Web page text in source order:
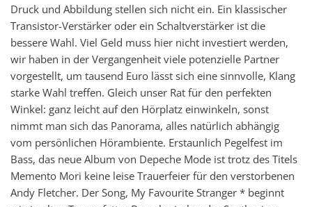
Druck und Abbildung stellen sich nicht ein. Ein klassischer
Transistor-Verstärker oder ein Schaltverstärker ist die
bessere Wahl. Viel Geld muss hier nicht investiert werden,
wir haben in der Vergangenheit viele potenzielle Partner
vorgestellt, um tausend Euro lässt sich eine sinnvolle, Klang
starke Wahl treffen. Gleich unser Rat für den perfekten
Winkel: ganz leicht auf den Hörplatz einwinkeln, sonst
nimmt man sich das Panorama, alles natürlich abhängig
vom persönlichen Hörambiente. Erstaunlich Pegelfest im
Bass, das neue Album von Depeche Mode ist trotz des Titels
Memento Mori keine leise Trauerfeier für den verstorbenen
Andy Fletcher. Der Song, My Favourite Stranger * beginnt